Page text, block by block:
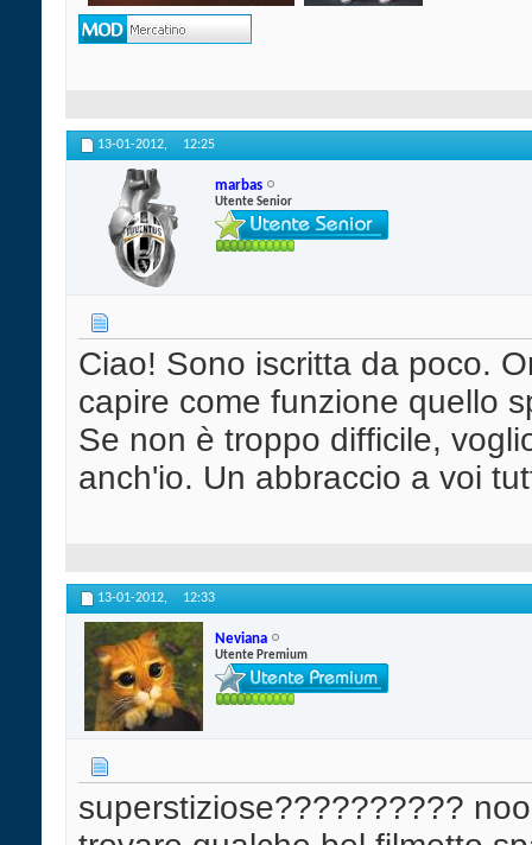
13-01-2012, 12:25
marbas
Utente Senior
Ciao! Sono iscritta da poco.
capire come funzione quello
Se non è troppo difficile,
anch'io. Un abbraccio a voi
13-01-2012, 12:33
Neviana
Utente Premium
superstiziose??????????